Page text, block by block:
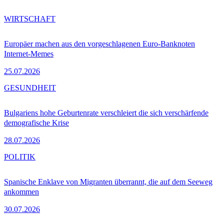
Europäer machen aus den vorgeschlagenen Euro-Banknoten
Internet-Memes
25.07.2026
WIRTSCHAFT
Bulgariens hohe Geburtenrate verschleiert die sich verschärfende
demografische Krise
28.07.2026
GESUNDHEIT
Spanische Enklave von Migranten überrannt, die auf dem Seeweg
ankommen
30.07.2026
POLITIK